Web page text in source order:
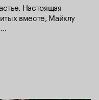
Настоящая
вместе, Майклу
она не могла
раскроется,